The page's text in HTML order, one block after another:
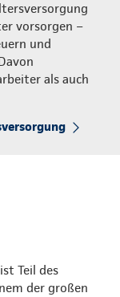
vorsorgen –
und
als auch
Teil des
der großen